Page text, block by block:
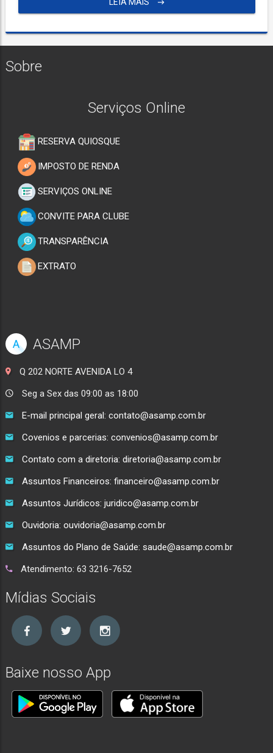
Sobre
Serviços Online
RESERVA QUIOSQUE
IMPOSTO DE RENDA
SERVIÇOS ONLINE
CONVITE PARA CLUBE
TRANSPARÊNCIA
EXTRATO
A ASAMP
Q 202 NORTE AVENIDA LO 4
Seg a Sex das 09:00 as 18:00
E-mail principal geral: contato@asamp.com.br
Covenios e parcerias: convenios@asamp.com.br
Contato com a diretoria: diretoria@asamp.com.br
Assuntos Financeiros: financeiro@asamp.com.br
Assuntos Jurídicos: juridico@asamp.com.br
Ouvidoria: ouvidoria@asamp.com.br
Assuntos do Plano de Saúde: saude@asamp.com.br
Atendimento: 63 3216-7652
Mídias Sociais
Baixe nosso App